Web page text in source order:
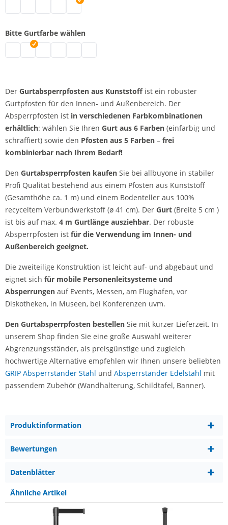
Gurtabsperrpfosten | grau
Gurtabsperrpfosten | schwarz
Gurtabsperrpfosten | weiß
Gurtabsperrpfosten | rot
Gurtabsperrpfosten | gelb
Bitte Gurtfarbe wählen
Gurtabsperrpfosten | rot
Gurtabsperrpfosten | signalgelb
Gurtabsperrpfosten | schwarz-gelb
Der Gurtabsperrpfosten aus Kunststoffist ein robuster
Gurtpfosten für den Innen- und Außenbereich. Der
Absperrpfosten ist in verschiedenen Farbkombinationen
erhältlich: wählen Sie Ihren Gurt aus 6 Farben (einfarbig und
schraffiert) sowie den Pfosten aus 5 Farben – frei
kombinierbar nach Ihrem Bedarf!
Den Gurtabsperrpfosten kaufen Sie bei allbuyone in stabiler
Profi Qualität bestehend aus einem Pfosten aus Kunststoff
(Gesamthöhe ca. 1 m) und einem Bodenteller aus 100%
recyceltem Verbundwerkstoff (ø 41 cm). Der Gurt (Breite 5 cm )
ist bis auf max. 4 m Gurtlänge ausziehbar. Der robuste
Absperrpfosten ist für die Verwendung im Innen- und
Außenbereich geeignet.
Die zweiteilige Konstruktion ist leicht auf- und abgebaut und
eignet sich für mobile Personenleitsysteme und
Absperrungen auf Events, Messen, am Flughafen, vor
Diskotheken, in Museen, bei Konferenzen uvm.
Den Gurtabsperrpfosten bestellen Sie mit kurzer Lieferzeit. In
unserem Shop finden Sie eine große Auswahl weiterer
Abgrenzungsständer, als preisgünstige und zugleich
hochwertige Alternative empfehlen wir Ihnen unsere beliebten
GRIP Absperrständer Stahl und Absperrständer Edelstahl mit
passendem Zubehör (Wandhalterung, Schildtafel, Banner).
Produktinformation
Bewertungen
Datenblätter
Ähnliche Artikel